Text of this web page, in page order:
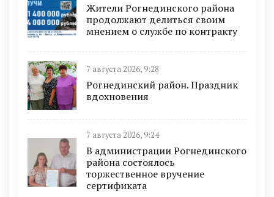
Жители Рогнединского района
продолжают делиться своим
мнением о службе по контракту
7 августа 2026, 9:28
Рогнединский район. Праздник
вдохновения
7 августа 2026, 9:24
В администрации Рогнединского
района состоялось
торжественное вручение
сертификата